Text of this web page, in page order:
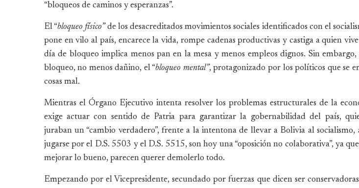
“bloqueos de caminos y esperanzas”.
El “bloqueo físico”de los desacreditados movimientos sociales identificados con el
pone en vilo al país, encarece la vida, rompe cadenas productivas y castiga a quien
día de bloqueo implica menos pan en la mesa y menos empleos dignos. Sin
bloqueo, no menos dañino, el “bloqueo mental”, protagonizado por los políticos que se
cosas mal.
Mientras el Órgano Ejecutivo intenta resolver los problemas estructurales de la
exige actuar con sentido de Patria para garantizar la gobernabilidad del país,
juraban un “cambio verdadero”, frente a la intentona de llevar a Bolivia al socialismo,
jugarse por el D.S. 5503 y el D.S. 5515, son hoy una “oposición no colaborativa”, ya
mejorar lo bueno, parecen querer demolerlo todo.
Empezando por el Vicepresidente, secundado por fuerzas que dicen ser